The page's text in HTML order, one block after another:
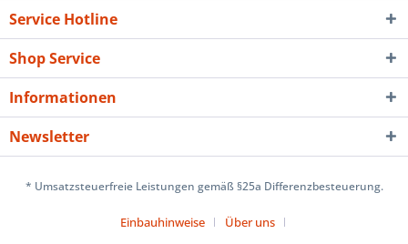
Service Hotline
Shop Service
Informationen
Newsletter
* Umsatzsteuerfreie Leistungen gemäß §25a Differenzbesteuerung.
Einbauhinweise
Über uns